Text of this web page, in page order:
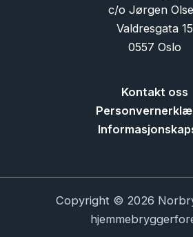
c/o Jørgen
Valdresgata 15
0557 Oslo
Kontakt oss
Copyright © 2026